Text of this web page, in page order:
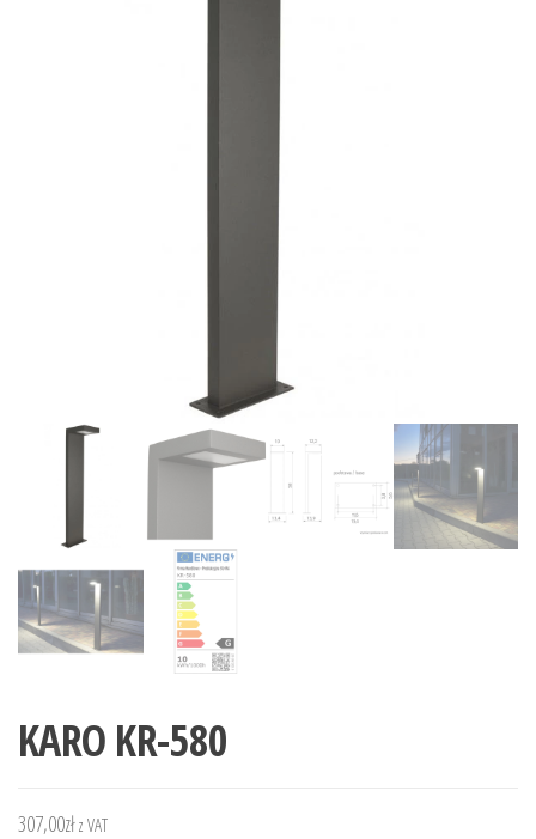
KARO KR-580
307,00zł z VAT